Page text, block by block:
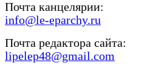
Почта канцелярии:
info@le-eparchy.ru
Почта редактора сайта:
lipelep48@gmail.com